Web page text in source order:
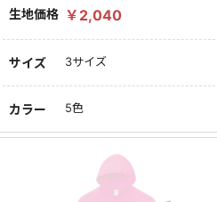
生地価格 ￥2,040
サイズ 3サイズ
カラー 5色